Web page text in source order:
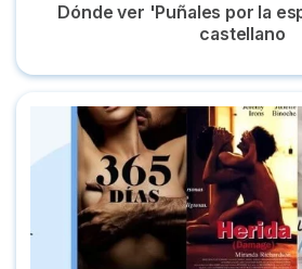
Dónde ver 'Puñales por la
castellano
TOP mejores películas eróticas de